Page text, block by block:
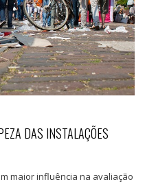
DAS INSTALAÇÕES
maior influência na avaliação